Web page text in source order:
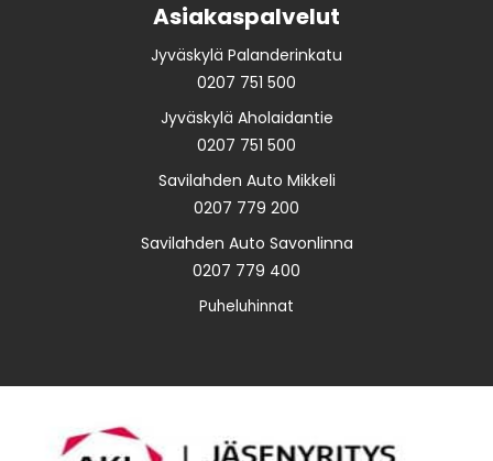
Asiakaspalvelut
Jyväskylä Palanderinkatu
0207 751 500
Jyväskylä Aholaidantie
0207 751 500
Savilahden Auto Mikkeli
0207 779 200
Savilahden Auto Savonlinna
0207 779 400
Puheluhinnat